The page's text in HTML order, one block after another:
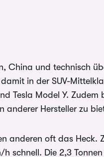
und technisch
in der SUV-
Tesla Model Y.
anderer Hersteller zu
anderen oft das Heck.
schnell. Die 2,3